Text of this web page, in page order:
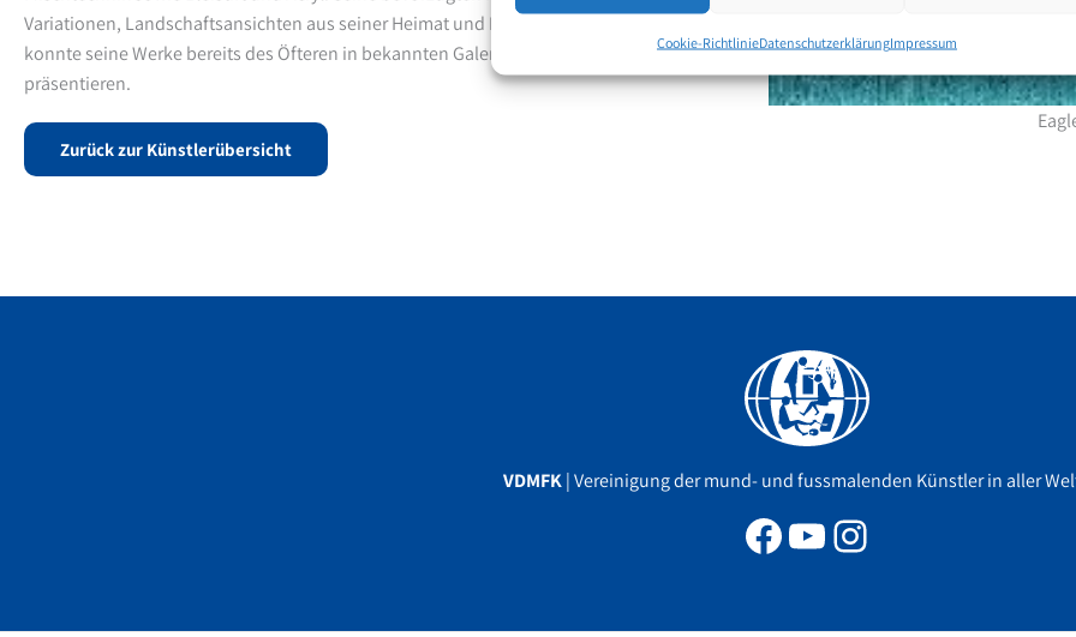
Cookie-RichtlinieDatenschutzerklärungImpressum
Variationen, Landschaftsansichten aus seiner Heimat und Porträts. Der Mundmaler
konnte seine Werke bereits des Öfteren in bekannten Galerien seines Landes
präsentieren.
Zurück zur Künstlerübersicht
VDMFK| Vereinigung der mund- und fussmalenden Künstler in aller
Facebook
YouTube
Instagram